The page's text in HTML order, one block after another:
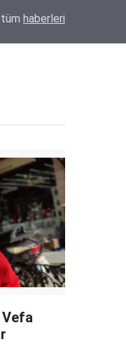
haberleri
Vefa